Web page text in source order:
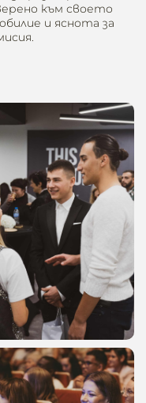
към своето
и яснота за